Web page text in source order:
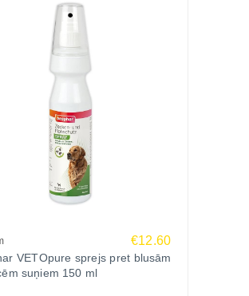
jautājumi (FAQ)
jutīgai ādai?
ir īpaši izstrādāts suņiem ar kairinātu,
ādu.
lietot šo šampūnu?
reizes nedēļā, atkarībā no ādas
kucēniem?
ir pietiekami maigs arī kucēniem no 3
suņa ādas un spalvas labsajūtu
Shampoo 250ml – dabisku,
jutīgai ādai.
€12.60
VETOpure sprejs pret blusām
suņiem 150 ml